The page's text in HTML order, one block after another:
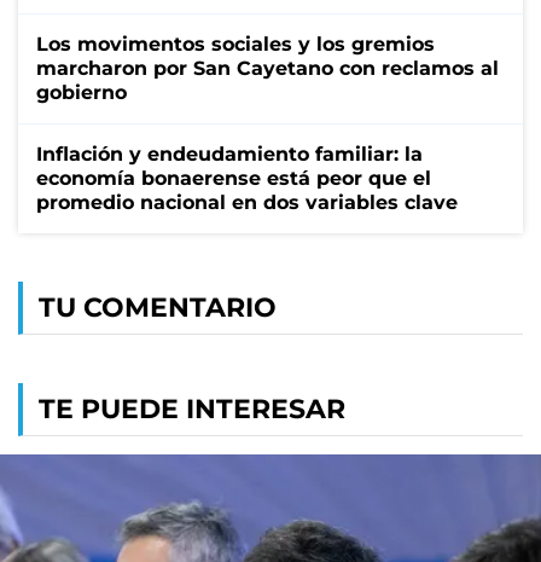
Los movimentos sociales y los gremios
marcharon por San Cayetano con reclamos al
gobierno
Inflación y endeudamiento familiar: la
economía bonaerense está peor que el
promedio nacional en dos variables clave
TU COMENTARIO
TE PUEDE INTERESAR